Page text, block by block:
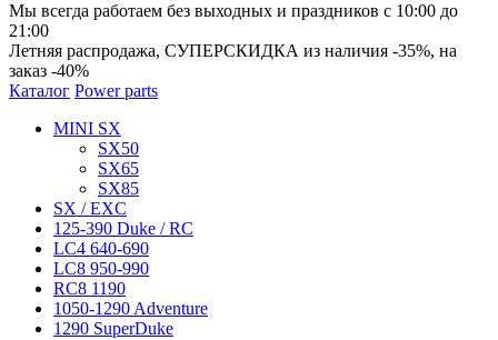
Мы всегда работаем без выходных и праздников с 10:00 до
21:00
Летняя распродажа, СУПЕРСКИДКА из наличия -35%, на
заказ -40%
Каталог Power parts
MINI SX
SX50
SX65
SX85
SX / EXC
125-390 Duke / RC
LC4 640-690
LC8 950-990
RC8 1190
1050-1290 Adventure
1290 SuperDuke